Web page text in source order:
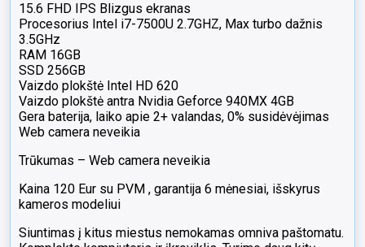
15.6 FHD IPS Blizgus ekranas
Procesorius Intel i7-7500U 2.7GHZ, Max turbo dažnis
3.5GHz
RAM 16GB
SSD 256GB
Vaizdo plokštė Intel HD 620
Vaizdo plokštė antra Nvidia Geforce 940MX 4GB
Gera baterija, laiko apie 2+ valandas, 0% susidėvėjimas
Web camera neveikia
Trūkumas – Web camera neveikia
Kaina 120 Eur su PVM , garantija 6 mėnesiai, išskyrus
kameros modeliui
Siuntimas į kitus miestus nemokamas omniva paštomatu.